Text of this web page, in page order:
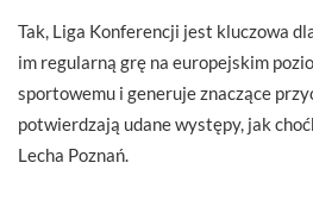
Tak, Liga Konferencji jest kluczowa
im regularną grę na europejskim
sportowemu i generuje znaczące
potwierdzają udane występy, jak
Lecha Poznań.